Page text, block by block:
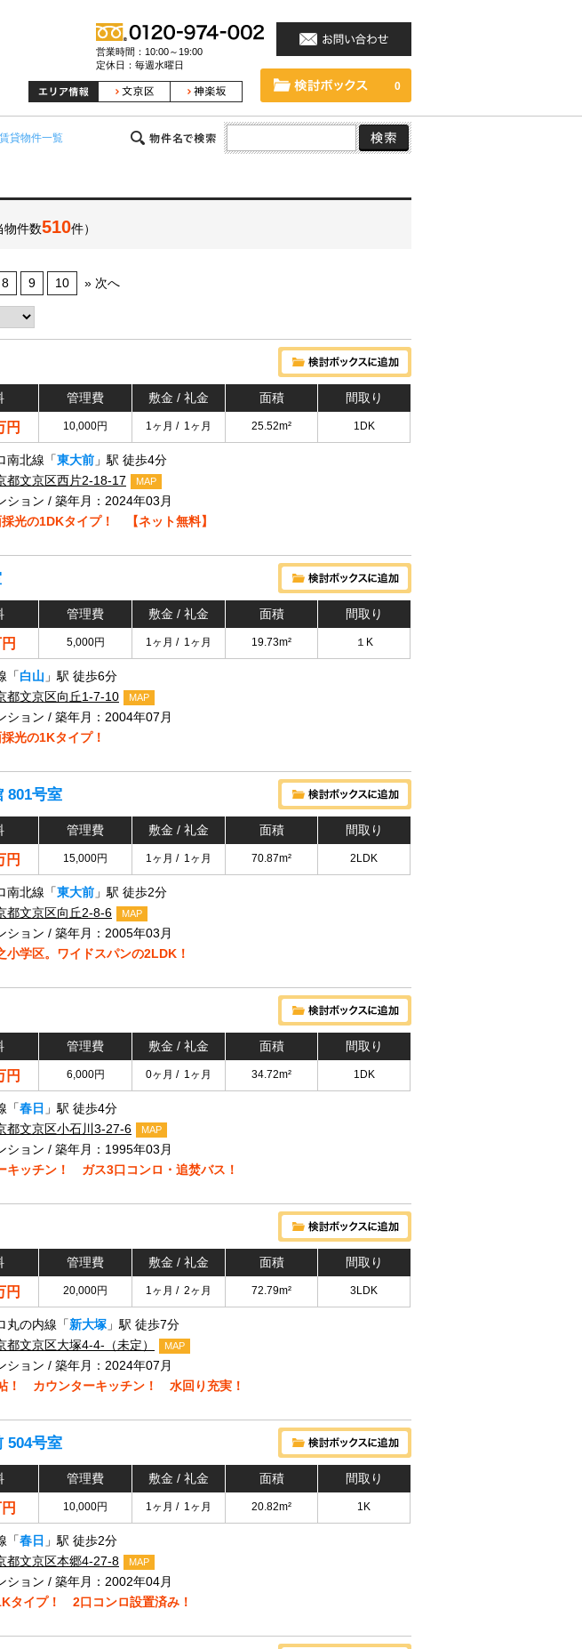
営業時間：10:00～19:00
定休日：毎週水曜日
0
貸物件一覧
物件数510件）
8 9 10 » 次へ
管理費 敷金 / 礼金 面積 間取り
円 10,000円 1ヶ月 / 1ヶ月 25.52m² 1DK
南北線「 東大前 」駅 徒歩4分
都文京区西片2-18-17 MAP
ション / 築年月：2024年03月
光の1DKタイプ！ 【ネット無料】
管理費 敷金 / 礼金 面積 間取り
5,000円 1ヶ月 / 1ヶ月 19.73m² １K
「 白山 」駅 徒歩6分
都文京区向丘1-7-10 MAP
ション / 築年月：2004年07月
光の1Kタイプ！
801号室
管理費 敷金 / 礼金 面積 間取り
円 15,000円 1ヶ月 / 1ヶ月 70.87m² 2LDK
南北線「 東大前 」駅 徒歩2分
都文京区向丘2-8-6 MAP
ション / 築年月：2005年03月
小学区。ワイドスパンの2LDK！
管理費 敷金 / 礼金 面積 間取り
円 6,000円 0ヶ月 / 1ヶ月 34.72m² 1DK
「 春日 」駅 徒歩4分
都文京区小石川3-27-6 MAP
ション / 築年月：1995年03月
キッチン！ ガス3口コンロ・追焚バス！
管理費 敷金 / 礼金 面積 間取り
円 20,000円 1ヶ月 / 2ヶ月 72.79m² 3LDK
丸の内線「 新大塚 」駅 徒歩7分
都文京区大塚4-4-（未定） MAP
ション / 築年月：2024年07月
！ カウンターキッチン！ 水回り充実！
504号室
管理費 敷金 / 礼金 面積 間取り
10,000円 1ヶ月 / 1ヶ月 20.82m² 1K
「 春日 」駅 徒歩2分
都文京区本郷4-27-8 MAP
ション / 築年月：2002年04月
タイプ！ 2口コンロ設置済み！